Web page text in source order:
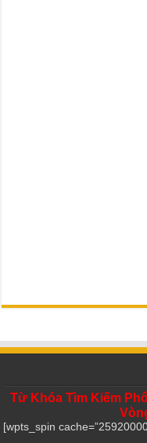
Từ Khóa Tìm Kiếm
[wpts_spin